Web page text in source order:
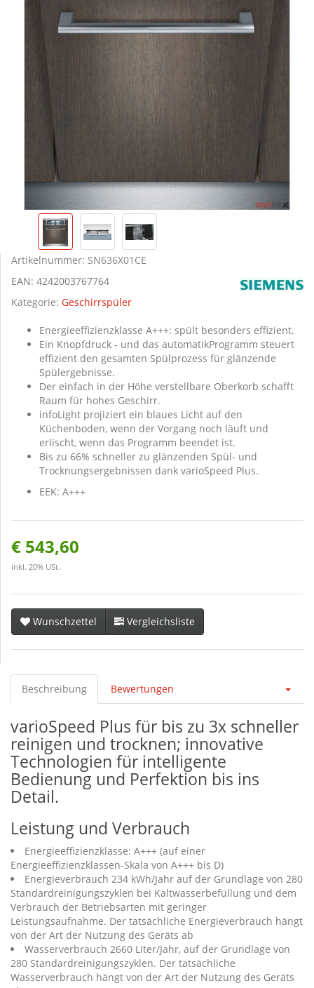
Artikelnummer: SN636X01CE
EAN: 4242003767764
Kategorie: Geschirrspüler
Energieeffizienzklasse A+++: spült besonders effizient.
Ein Knopfdruck - und das automatikProgramm steuert
effizient den gesamten Spülprozess für glänzende
Spülergebnisse.
Der einfach in der Höhe verstellbare Oberkorb schafft
Raum für hohes Geschirr.
infoLight projiziert ein blaues Licht auf den
Küchenboden, wenn der Vorgang noch läuft und
erlischt, wenn das Programm beendet ist.
Bis zu 66% schneller zu glänzenden Spül- und
Trocknungsergebnissen dank varioSpeed Plus.
EEK: A+++
€ 543,60
inkl. 20% USt.
Wunschzettel Vergleichsliste
Beschreibung Bewertungen
varioSpeed Plus für bis zu 3x schneller
reinigen und trocknen; innovative
Technologien für intelligente
Bedienung und Perfektion bis ins
Detail.
Leistung und Verbrauch
Energieeffizienzklasse: A+++ (auf einer
Energieeffizienzklassen-Skala von A+++ bis D)
Energieverbrauch 234 kWh/Jahr auf der Grundlage von 280
Standardreinigungszyklen bei Kaltwasserbefüllung und dem
Verbrauch der Betriebsarten mit geringer
Leistungsaufnahme. Der tatsächliche Energieverbrauch hängt
von der Art der Nutzung des Geräts ab
Wasserverbrauch 2660 Liter/Jahr, auf der Grundlage von
280 Standardreinigungszyklen. Der tatsächliche
Wasserverbrauch hängt von der Art der Nutzung des Geräts